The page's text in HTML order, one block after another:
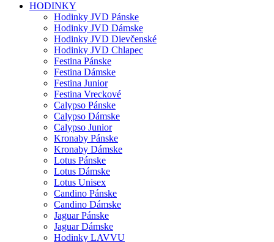
HODINKY
Hodinky JVD Pánske
Hodinky JVD Dámske
Hodinky JVD Dievčenské
Hodinky JVD Chlapec
Festina Pánske
Festina Dámske
Festina Junior
Festina Vreckové
Calypso Pánske
Calypso Dámske
Calypso Junior
Kronaby Pánske
Kronaby Dámske
Lotus Pánske
Lotus Dámske
Lotus Unisex
Candino Pánske
Candino Dámske
Jaguar Pánske
Jaguar Dámske
Hodinky LAVVU